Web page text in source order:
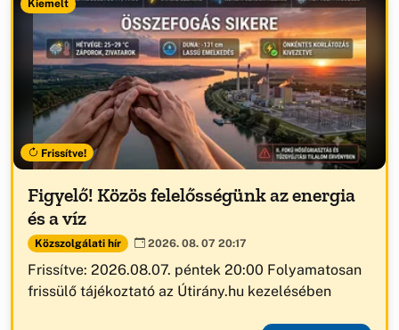
Kiemelt
Frissítve!
Figyelő! Közös felelősségünk az energia
és a víz
Közszolgálati hír 2026. 08. 07 20:17
Frissítve: 2026.08.07. péntek 20:00 Folyamatosan
frissülő tájékoztató az Útirány.hu kezelésében